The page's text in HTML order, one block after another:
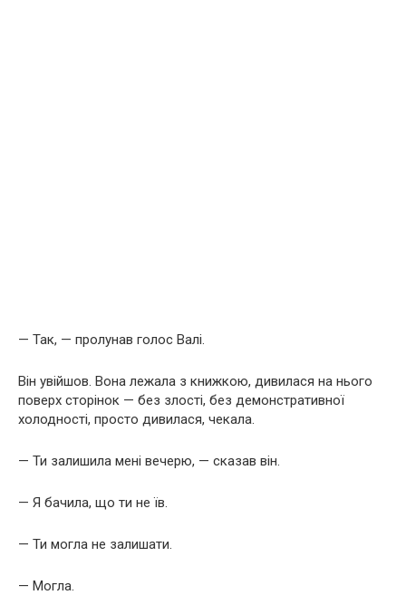
— Так, — пролунав голос Валі.
Він увійшов. Вона лежала з книжкою, дивилася на нього
поверх сторінок — без злості, без демонстративної
холодності, просто дивилася, чекала.
— Ти залишила мені вечерю, — сказав він.
— Я бачила, що ти не їв.
— Ти могла не залишати.
— Могла.